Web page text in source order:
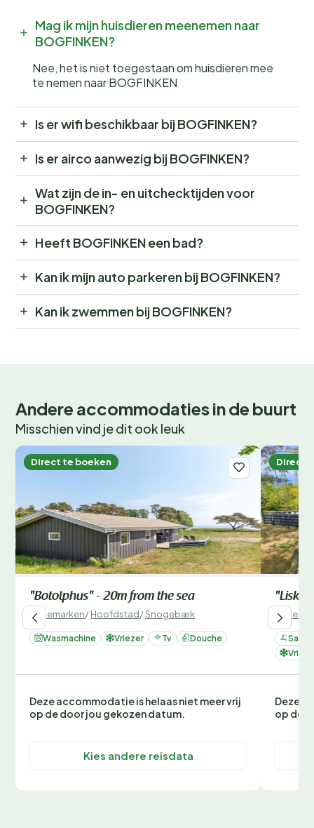
Mag ik mijn huisdieren meenemen naar
BOGFINKEN?
Nee, het is niet toegestaan om huisdieren mee
te nemen naar BOGFINKEN
Is er wifi beschikbaar bij BOGFINKEN?
Is er airco aanwezig bij BOGFINKEN?
Wat zijn de in- en uitchecktijden voor
BOGFINKEN?
Heeft BOGFINKEN een bad?
Kan ik mijn auto parkeren bij BOGFINKEN?
Kan ik zwemmen bij BOGFINKEN?
Andere accommodaties in de buurt
Misschien vind je dit ook leuk
Direct te boeken
"Botolphus" - 20m from the sea
Denemarken/Hoofdstad/Snogebæk
Wasmachine Vriezer Tv Douche
Deze accommodatie is helaas niet meer vrij
op de door jou gekozen datum.
Kies andere reisdata
Direct
Sauna
Deze
op de